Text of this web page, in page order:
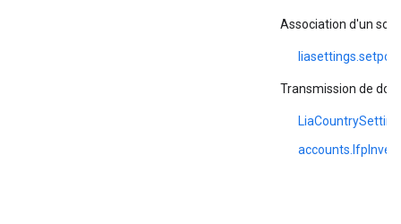
Association d'un
Transmission de